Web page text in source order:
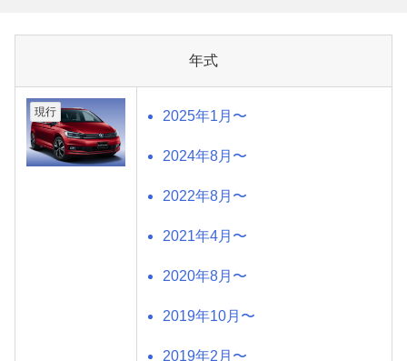
年式
現行 2025年1月〜
2024年8月〜
2022年8月〜
2021年4月〜
2020年8月〜
2019年10月〜
2019年2月〜